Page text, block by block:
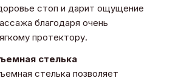
стоп и дарит ощущение
благодаря очень
протектору.
стелька
стелька позволяет